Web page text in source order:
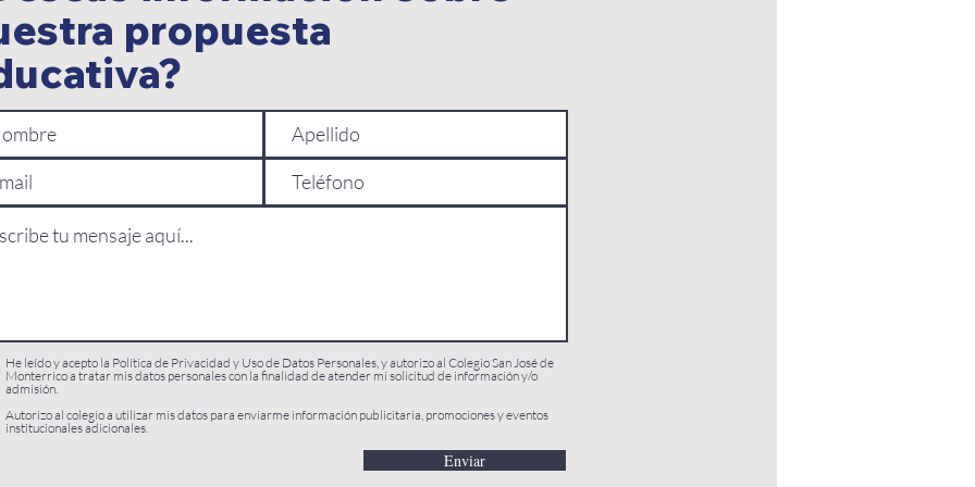
propuesta
He leído y acepto la Política de Privacidad y Uso de Datos Personales, y autorizo al Colegio San José de
Monterrico a tratar mis datos personales con la finalidad de atender mi solicitud de información y/o
admisión.
Autorizo al colegio a utilizar mis datos para enviarme información publicitaria, promociones y eventos
institucionales adicionales.
Enviar